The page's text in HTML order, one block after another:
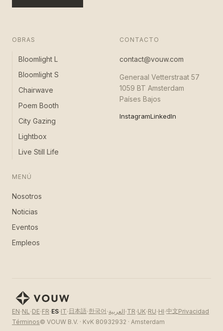
OBRAS
Bloomlight L
Bloomlight S
Chairwave
Poem Booth
City Gazing
Lightbox
Live Still Life
MENÚ
Nosotros
Noticias
Eventos
Empleos
CONTACTO
contact@vouw.com
Generaal Vetterstraat 57
1059 BT Amsterdam
Países Bajos
InstagramLinkedIn
EN·NL·DE·FR·ES·IT· 日本語·한국어 ·العربية·TR·UK·RU·HI·中文Privacidad
Términos© VOUW B.V. · KvK 80932932 · Amsterdam